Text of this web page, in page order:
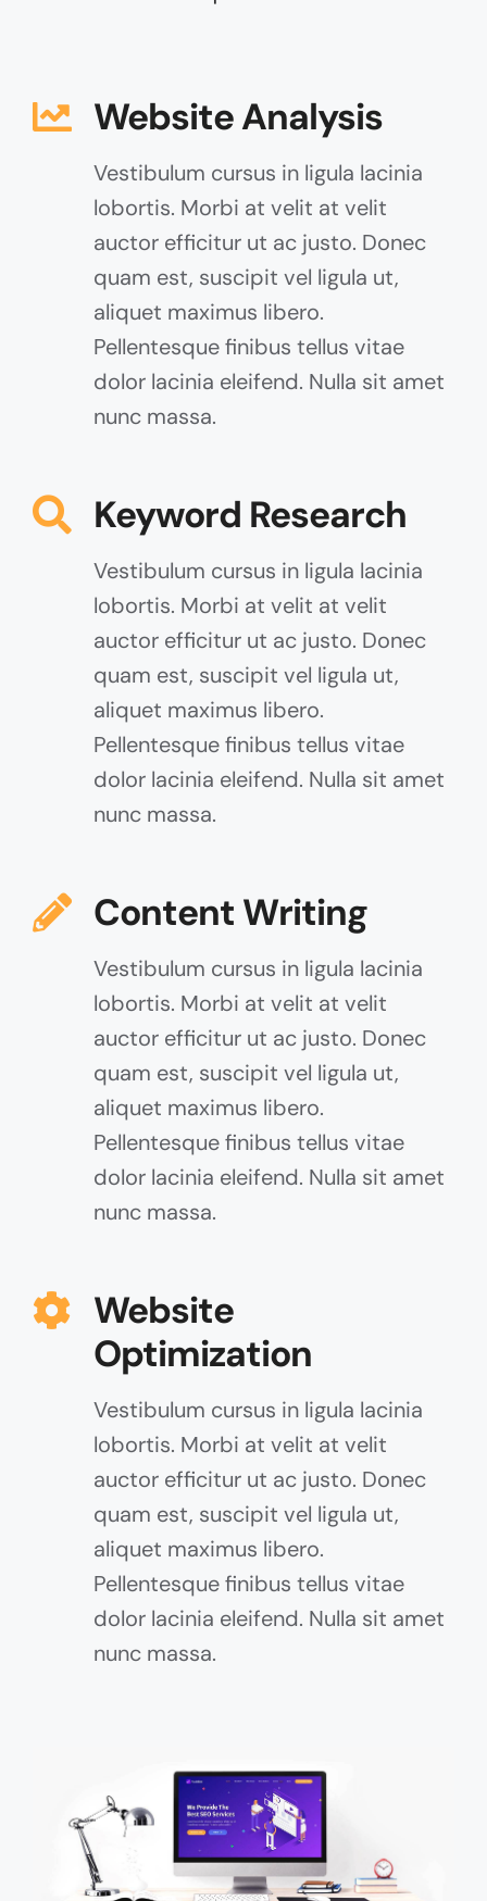
Website Analysis
Vestibulum cursus in ligula lacinia
lobortis. Morbi at velit at velit
auctor efficitur ut ac justo. Donec
quam est, suscipit vel ligula ut,
aliquet maximus libero.
Pellentesque finibus tellus vitae
dolor lacinia eleifend. Nulla sit amet
nunc massa.
Keyword Research
Vestibulum cursus in ligula lacinia
lobortis. Morbi at velit at velit
auctor efficitur ut ac justo. Donec
quam est, suscipit vel ligula ut,
aliquet maximus libero.
Pellentesque finibus tellus vitae
dolor lacinia eleifend. Nulla sit amet
nunc massa.
Content Writing
Vestibulum cursus in ligula lacinia
lobortis. Morbi at velit at velit
auctor efficitur ut ac justo. Donec
quam est, suscipit vel ligula ut,
aliquet maximus libero.
Pellentesque finibus tellus vitae
dolor lacinia eleifend. Nulla sit amet
nunc massa.
Website
Optimization
Vestibulum cursus in ligula lacinia
lobortis. Morbi at velit at velit
auctor efficitur ut ac justo. Donec
quam est, suscipit vel ligula ut,
aliquet maximus libero.
Pellentesque finibus tellus vitae
dolor lacinia eleifend. Nulla sit amet
nunc massa.